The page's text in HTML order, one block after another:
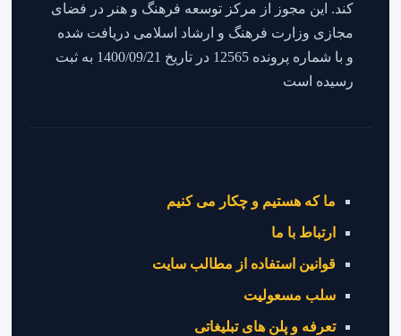
کند. این مجوز از مرکز توسعه فرهنگ و هنر در فضای
مجازی وزارت فرهنگ و ارشاد اسلامی دریافت شده
و با شماره پرونده 12565 در تاریخ 1400/09/21 به ثبت
رسیده است
ما که هستیم و چکار می کنیم
ارتباط با ما
قوانین استفاده از مطالب سایت
سلب مسعولیت
تعرفه و پلن های تبلیغاتی